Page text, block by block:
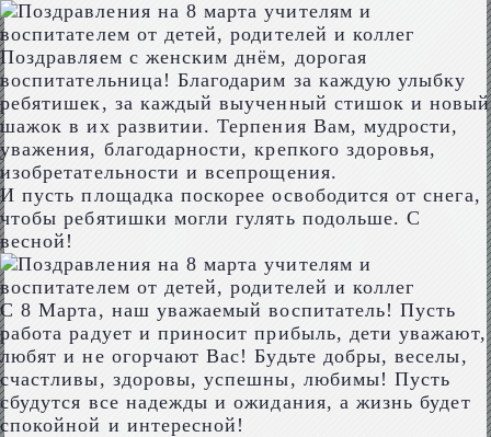
Поздравляем с женским днём, дорогая
воспитательница! Благодарим за каждую улыбку
ребятишек, за каждый выученный стишок и новый
шажок в их развитии. Терпения Вам, мудрости,
уважения, благодарности, крепкого здоровья,
изобретательности и всепрощения.
И пусть площадка поскорее освободится от снега,
чтобы ребятишки могли гулять подольше. С
весной!
С 8 Марта, наш уважаемый воспитатель! Пусть
работа радует и приносит прибыль, дети уважают,
любят и не огорчают Вас! Будьте добры, веселы,
счастливы, здоровы, успешны, любимы! Пусть
сбудутся все надежды и ожидания, а жизнь будет
спокойной и интересной!